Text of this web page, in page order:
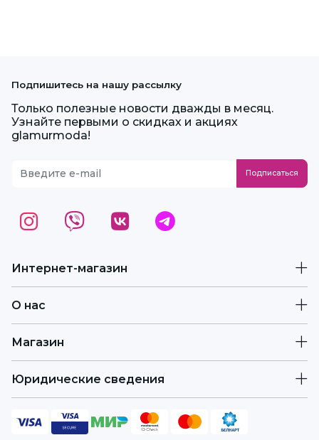
Интернет-магазин
О нас
Магазин
Юридические сведения
Подпишитесь на нашу рассылку
Только полезные новости дважды в месяц.
Узнайте первыми о скидках и акциях
glamurmoda!